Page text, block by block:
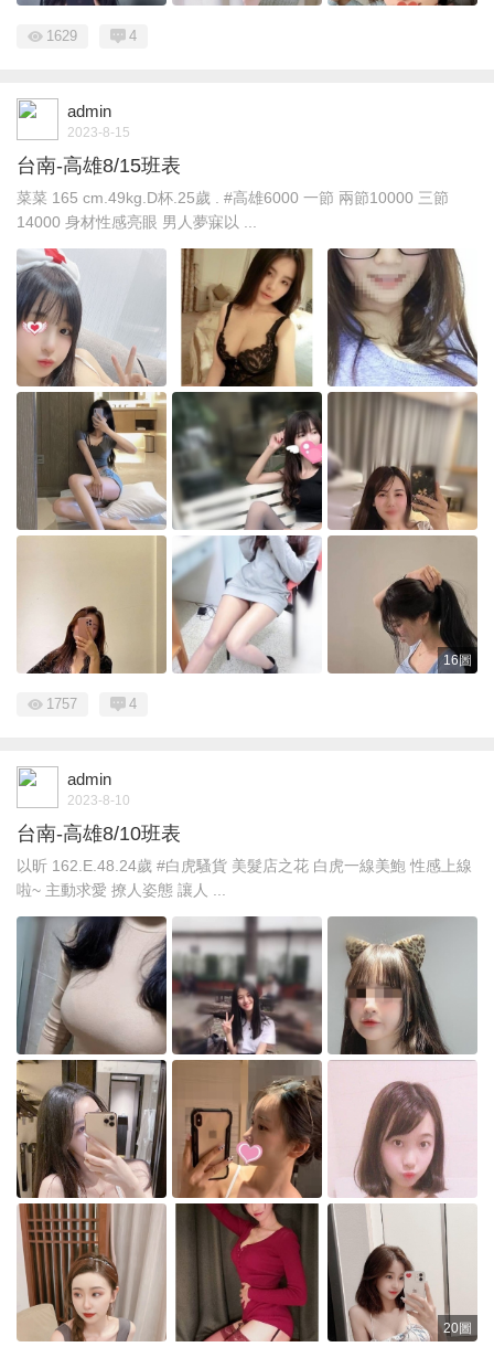
1629 4
admin
2023-8-15
台南-高雄8/15班表
菜菜 165 cm.49kg.D杯.25歲 . #高雄6000 一節 兩節10000 三節
14000 身材性感亮眼 男人夢寐以 ...
16圖
1757 4
admin
2023-8-10
台南-高雄8/10班表
以昕 162.E.48.24歲 #白虎騷貨 美髮店之花 白虎一線美鮑 性感上線
啦~ 主動求愛 撩人姿態 讓人 ...
20圖